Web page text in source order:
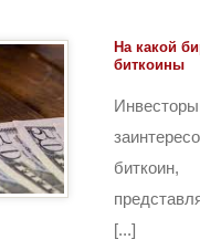
На какой
биткоины
[...]